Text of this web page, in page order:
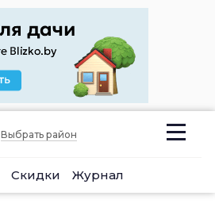
Выбрать район
Скидки Журнал